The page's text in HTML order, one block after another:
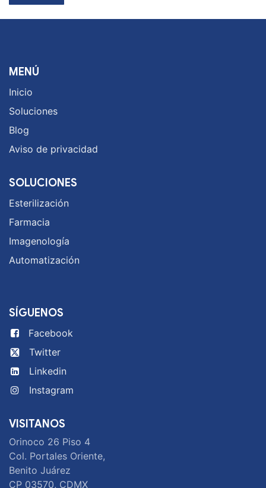
MENÚ
Inicio
Soluciones
Blog
Aviso de privacidad
SOLUCIONES
Esterilización
Farmacia
Imagenología
Automatización
SÍGUENOS
Facebook
Twitter
Linkedin
Instagram
VISITANOS
Orinoco 26 Piso 4
Col. Portales Oriente,
Benito Juárez
CP 03570, CDMX